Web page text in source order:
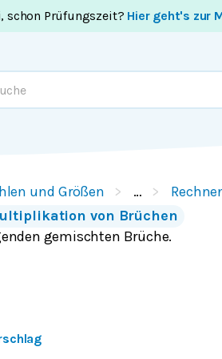
schon Prüfungszeit? Hier geht's zur
und Größen …
von Brüchen
gemischten Brüche.